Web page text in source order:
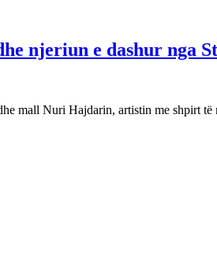
njeriun e dashur nga
mall Nuri Hajdarin, artistin me shpirt